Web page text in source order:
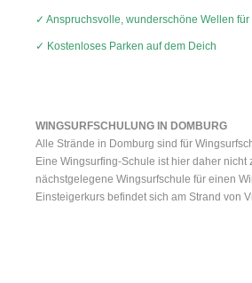
✓ Anspruchsvolle, wunderschöne Wellen
✓ Kostenloses Parken auf dem Deich
WINGSURFSCHULUNG IN DOMBURG
Alle Strände in Domburg sind für
Eine Wingsurfing-Schule ist hier daher nicht
nächstgelegene Wingsurfschule für einen
Einsteigerkurs befindet sich am Strand von